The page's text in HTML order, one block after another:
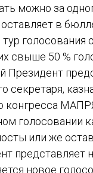
взносов МАПРЯЛ
можно за
в
тур
свыше 50 %
Президент
секретаря,
конгресса
голосовании
или же
представляет
новое